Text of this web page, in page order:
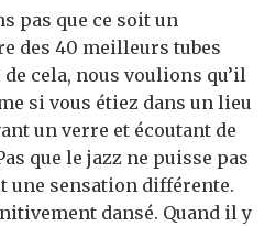
pas que ce soit un
des 40 meilleurs tubes
de cela, nous voulions qu’il
si vous étiez dans un lieu
un verre et écoutant de
que le jazz ne puisse pas
une sensation différente.
dansé. Quand il y